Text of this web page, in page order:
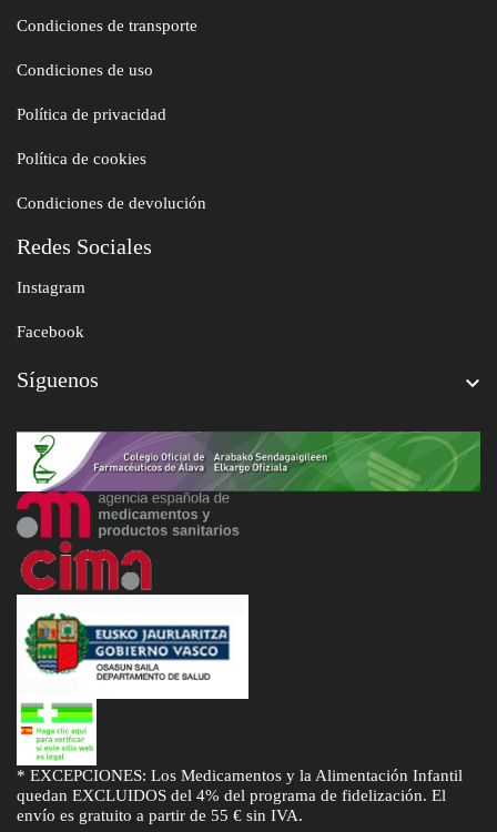
Condiciones de transporte
Condiciones de uso
Política de privacidad
Política de cookies
Condiciones de devolución
Redes Sociales
Instagram
Facebook
Síguenos 
* EXCEPCIONES: Los Medicamentos y la Alimentación Infantil
quedan EXCLUIDOS del 4% del programa de fidelización. El
envío es gratuito a partir de 55 € sin IVA.